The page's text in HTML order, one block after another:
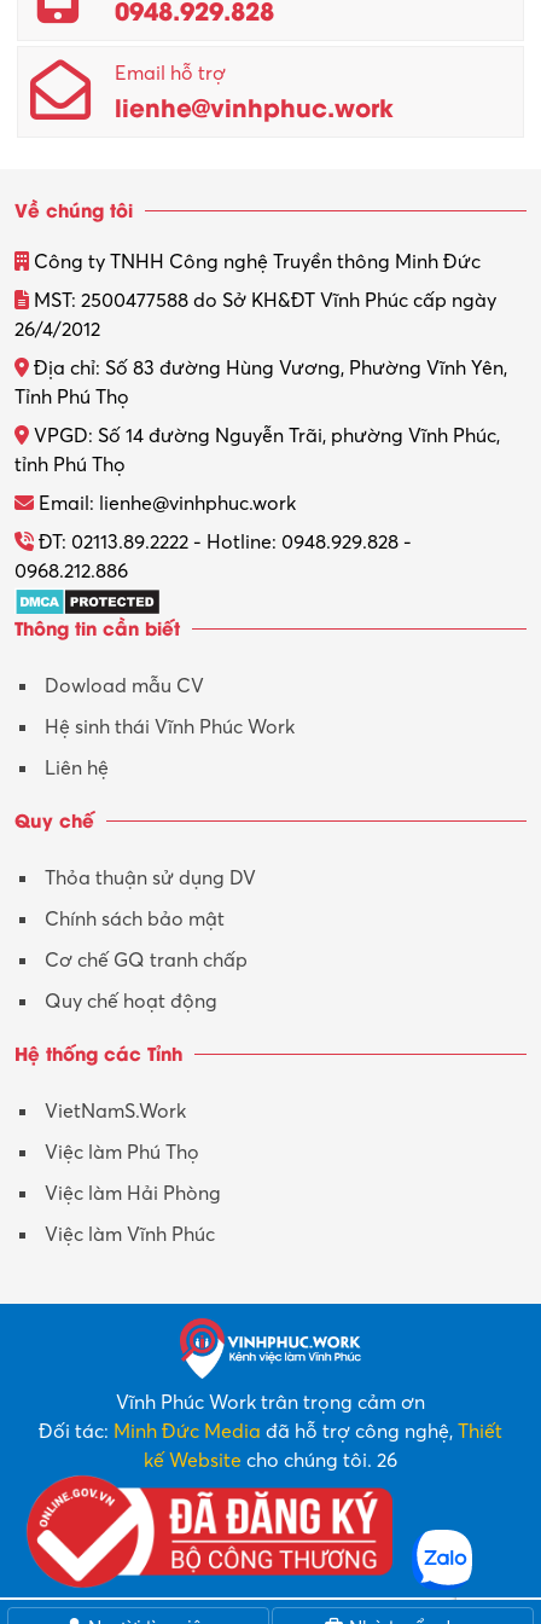
Quản lý chất lượng – QC
Quản lý sản xuất
Quản trị kinh doanh
Thiết kế nội thất
Thợ máy – Ô tô – Xe máy
Thực tập
Tổ chức sự kiện – Quà tặng
Trợ lý
Tư vấn
Tư vấn – Kiến trúc
Y tế-Dược
0948.929.828
Email hỗ trợ
lienhe@vinhphuc.work
Về chúng tôi
Công ty TNHH Công nghệ Truyền thông Minh Đức
MST: 2500477588 do Sở KH&ĐT Vĩnh Phúc cấp ngày
26/4/2012
Địa chỉ: Số 83 đường Hùng Vương, Phường Vĩnh Yên,
Tỉnh Phú Thọ
VPGD: Số 14 đường Nguyễn Trãi, phường Vĩnh Phúc,
tỉnh Phú Thọ
Email: lienhe@vinhphuc.work
ĐT: 02113.89.2222 - Hotline: 0948.929.828 -
0968.212.886
Thông tin cần biết
Dowload mẫu CV
Hệ sinh thái Vĩnh Phúc Work
Liên hệ
Quy chế
Thỏa thuận sử dụng DV
Chính sách bảo mật
Cơ chế GQ tranh chấp
Quy chế hoạt động
Hệ thống các Tỉnh
VietNamS.Work
Việc làm Phú Thọ
Việc làm Hải Phòng
Việc làm Vĩnh Phúc
Vĩnh Phúc Work trân trọng cảm ơn
Đối tác: Minh Đức Media đã hỗ trợ công nghệ, Thiết
kế Website cho chúng tôi. 26